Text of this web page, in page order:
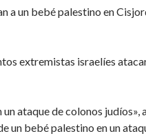
a un bebé palestino en
extremistas israelíes
ataque de colonos
un bebé palestino en un